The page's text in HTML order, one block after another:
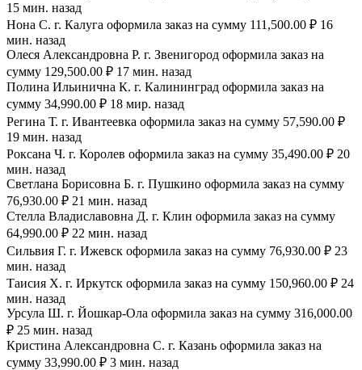
15 мин. назад
Нона С. г. Калуга оформила заказ на сумму 111,500.00 ₽ 16
мин. назад
Олеся Александровна Р. г. Звенигород оформила заказ на
сумму 129,500.00 ₽ 17 мин. назад
Полина Ильинична К. г. Калининград оформила заказ на
сумму 34,990.00 ₽ 18 мир. назад
Регина Т. г. Ивантеевка оформила заказ на сумму 57,590.00 ₽
19 мин. назад
Роксана Ч. г. Королев оформила заказ на сумму 35,490.00 ₽ 20
мин. назад
Светлана Борисовна Б. г. Пушкино оформила заказ на сумму
76,930.00 ₽ 21 мин. назад
Стелла Владиславовна Д. г. Клин оформила заказ на сумму
64,990.00 ₽ 22 мин. назад
Сильвия Г. г. Ижевск оформила заказ на сумму 76,930.00 ₽ 23
мин. назад
Таисия Х. г. Иркутск оформила заказ на сумму 150,960.00 ₽ 24
мин. назад
Урсула Ш. г. Йошкар-Ола оформила заказ на сумму 316,000.00
₽ 25 мин. назад
Кристина Александровна С. г. Казань оформила заказ на
сумму 33,990.00 ₽ 3 мин. назад